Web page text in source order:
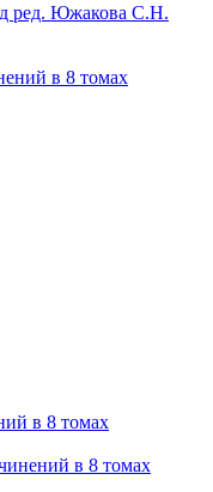
ред. Южакова С.Н.
в 8 томах